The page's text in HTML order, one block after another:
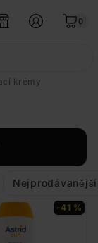
0
krémy
Nejprodávanější
-41 %